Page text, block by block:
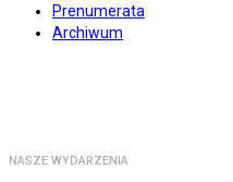
Prenumerata
Archiwum
NASZE WYDARZENIA